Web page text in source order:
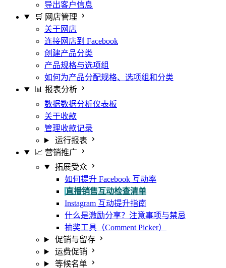
导出客户信息
🛒 网店管理
关于网店
连接网店到 Facebook
创建产品分类
产品规格与选项组
如何为产品分配规格、选项组和分类
📊 报表分析
数据数据分析仪表板
关于收款
管理收款记录
运行报表
📈 营销推广
拓展受众
如何提升 Facebook 互动率
直播销售互动检查清单
Instagram 互动提升指南
什么是激励分享？注意事项与禁忌
抽奖工具（Comment Picker）
促销与留存
运费促销
等候名单